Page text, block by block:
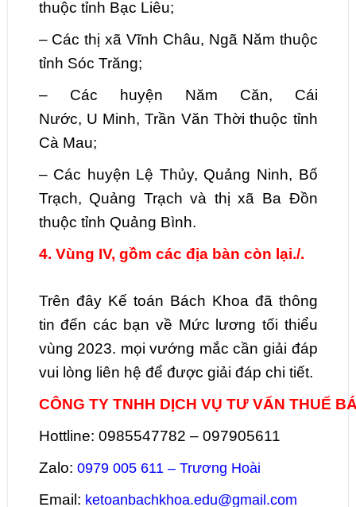
thuộc tỉnh Bạc Liêu;
– Các thị xã Vĩnh Châu, Ngã Năm thuộc
tỉnh Sóc Trăng;
– Các huyện Năm Căn, Cái
Nước, U Minh, Trần Văn Thời thuộc tỉnh
Cà Mau;
– Các huyện Lệ Thủy, Quảng Ninh, Bố
Trạch, Quảng Trạch và thị xã Ba Đồn
thuộc tỉnh Quảng Bình.
4. Vùng IV, gồm các địa bàn còn lại./.
Trên đây Kế toán Bách Khoa đã thông
tin đến các bạn về Mức lương tối thiểu
vùng 2023. mọi vướng mắc cần giải đáp
vui lòng liên hệ để được giải đáp chi tiết.
CÔNG TY TNHH DỊCH VỤ TƯ VẤN THUẾ
Hottline: 0985547782 – 097905611
Zalo: 0979 005 611 – Trương Hoài
Email: ketoanbachkhoa.edu@gmail.com